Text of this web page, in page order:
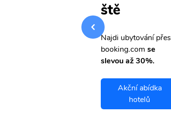
vnými letenkami od ob
ště
Najdi ubytování přes
booking.com se
slevou až 30%.
Akční abídka
hotelů